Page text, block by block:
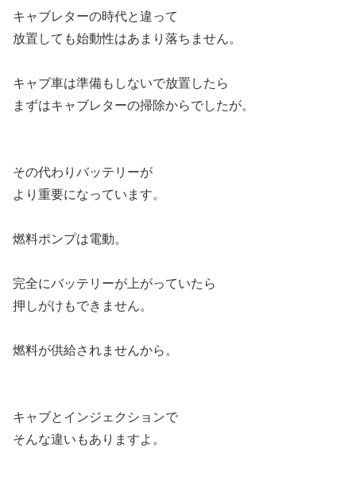
キャブレターの時代と違って
放置しても始動性はあまり落ちません。
キャブ車は準備もしないで放置したら
まずはキャブレターの掃除からでしたが。
その代わりバッテリーが
より重要になっています。
燃料ポンプは電動。
完全にバッテリーが上がっていたら
押しがけもできません。
燃料が供給されませんから。
キャブとインジェクションで
そんな違いもありますよ。